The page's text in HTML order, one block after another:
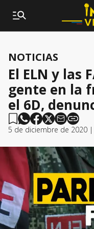
NOTICIAS
El ELN y las
gente en la
el 6D,
5 de diciembre de 2020 |